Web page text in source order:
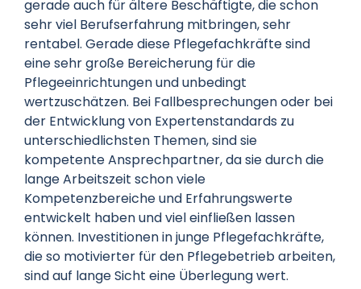
gerade auch für ältere Beschäftigte, die schon
sehr viel Berufserfahrung mitbringen, sehr
rentabel. Gerade diese Pflegefachkräfte sind
eine sehr große Bereicherung für die
Pflegeeinrichtungen und unbedingt
wertzuschätzen. Bei Fallbesprechungen oder bei
der Entwicklung von Expertenstandards zu
unterschiedlichsten Themen, sind sie
kompetente Ansprechpartner, da sie durch die
lange Arbeitszeit schon viele
Kompetenzbereiche und Erfahrungswerte
entwickelt haben und viel einfließen lassen
können. Investitionen in junge Pflegefachkräfte,
die so motivierter für den Pflegebetrieb arbeiten,
sind auf lange Sicht eine Überlegung wert.